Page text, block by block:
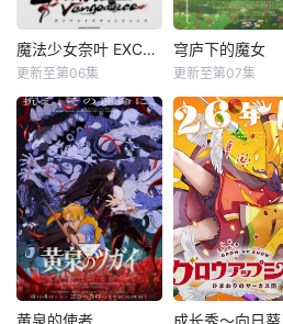
魔法少女奈叶 EXCEEDS Gun Blaze Vengeance
更新至第06集
穹庐下的魔女
更新至第07集
黄泉的使者